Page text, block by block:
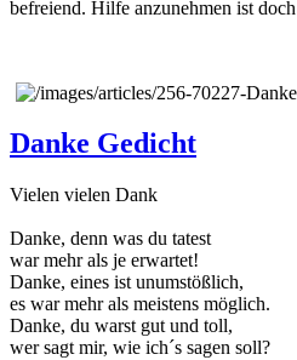
befreiend. Hilfe anzunehmen ist
Danke Gedicht
Vielen vielen Dank
Danke, denn was du tatest
war mehr als je erwartet!
Danke, eines ist unumstößlich,
es war mehr als meistens möglich.
Danke, du warst gut und toll,
wer sagt mir, wie ich´s sagen soll?